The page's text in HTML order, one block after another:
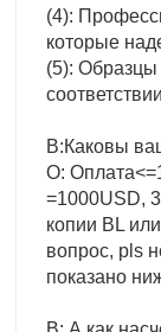
(4):
которые
(5): Образцы
В:Каковы
О:
=1000USD,
копии BL
вопрос, pls
показано